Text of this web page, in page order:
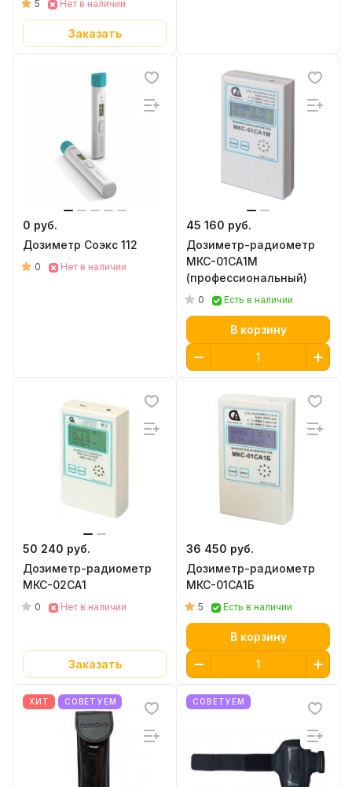
5 Нет в наличии
Заказать
0 руб.
Дозиметр Соэкс 112
0 Нет в наличии
45 160 руб.
Дозиметр-радиометр
МКС-01СА1М
(профессиональный)
0 Есть в наличии
В корзину
50 240 руб.
Дозиметр-радиометр
МКС-02СА1
0 Нет в наличии
Заказать
36 450 руб.
Дозиметр-радиометр
МКС-01СА1Б
5 Есть в наличии
В корзину
ХИТ СОВЕТУЕМ СОВЕТУЕМ